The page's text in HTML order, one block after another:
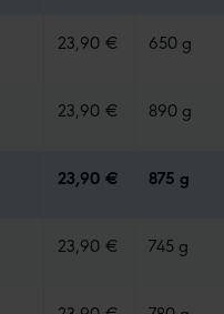
23,90 € 650 g
23,90 € 890 g
23,90 € 875 g
23,90 € 745 g